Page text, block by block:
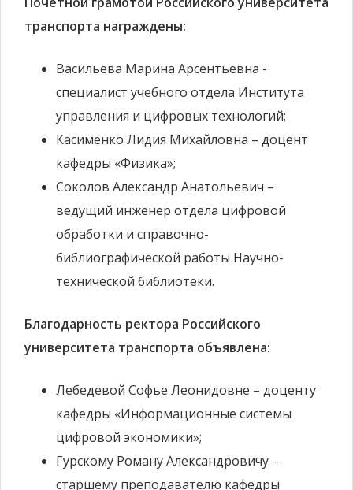
транспорта награждены:
Васильева Марина Арсентьевна -
специалист учебного отдела Института
управления и цифровых технологий;
Касименко Лидия Михайловна – доцент
кафедры «Физика»;
Соколов Александр Анатольевич –
ведущий инженер отдела цифровой
обработки и справочно-
библиографической работы Научно-
технической библиотеки.
Благодарность ректора Российского
университета транспорта объявлена:
Лебедевой Софье Леонидовне – доценту
кафедры «Информационные системы
цифровой экономики»;
Гурскому Роману Александровичу –
старшему преподавателю кафедры